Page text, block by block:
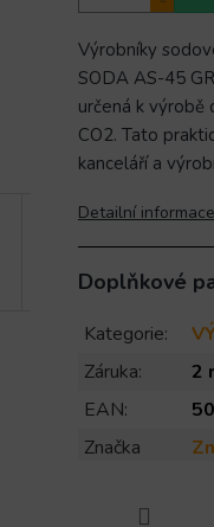
Výrobníky
SODA AS-45
určená k výrobě
CO2. Tato
kanceláří a
Detailní informace
Doplňkové
Kategorie:
Záruka:
2
EAN:
Značka